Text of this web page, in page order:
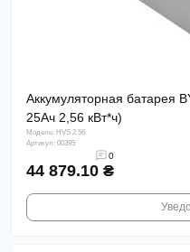
Аккумуляторная батарея
25Ач 2,56 кВт*ч)
Модель: HVS 2.56
Артикул: 00395
0
44 879.10 ₴